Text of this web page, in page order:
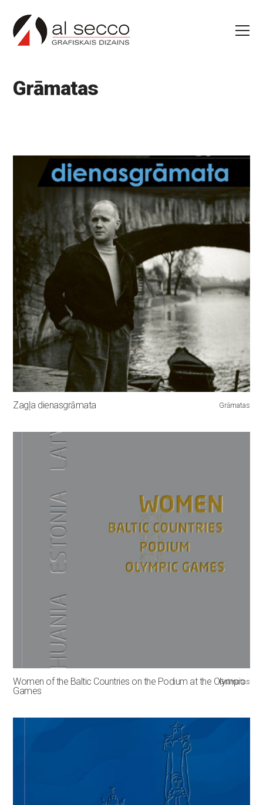
Grāmatas
Zagļa dienasgrāmata Grāmatas
Women of the Baltic Countries on the Podium at the Olympic
Games
Grāmatas